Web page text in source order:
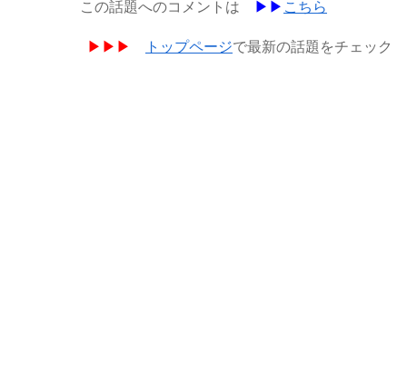
この話題へのコメントは ▶︎▶︎ こちら
▶︎▶︎▶︎
トップページで最新の話題をチェック